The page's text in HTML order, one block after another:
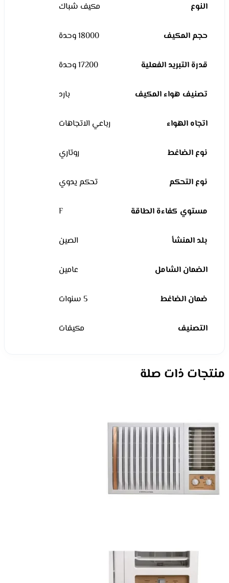
النوع مكيف شباك
حجم المكيف 18000 وحدة
قدرة التبريد الفعلية 17200 وحدة
تصنيف هواء المكيف بارد
اتجاه الهواء رباعي الاتجاهات
نوع الضاغط روتاري
نوع التحكم تحكم يدوي
مستوي كفاءة الطاقة F
بلد المنشأ الصين
الضمان الشامل عامين
ضمان الضاغط 5 سنوات
التصنيف مكيفات
منتجات ذات صلة